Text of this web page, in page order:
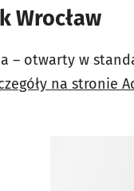
Wrocław
– otwarty w
na stronie